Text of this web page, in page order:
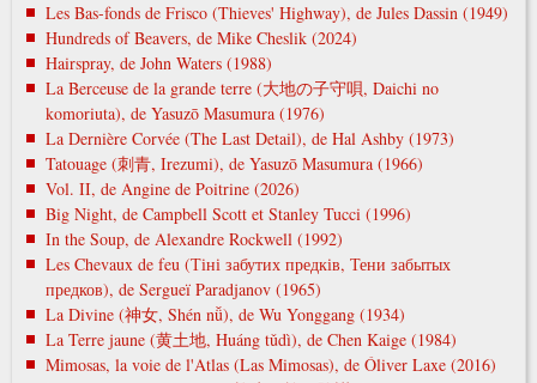
Les Bas-fonds de Frisco (Thieves' Highway), de Jules Dassin (1949)
Hundreds of Beavers, de Mike Cheslik (2024)
Hairspray, de John Waters (1988)
La Berceuse de la grande terre (大地の子守唄, Daichi no
komoriuta), de Yasuzō Masumura (1976)
La Dernière Corvée (The Last Detail), de Hal Ashby (1973)
Tatouage (刺青, Irezumi), de Yasuzō Masumura (1966)
Vol. II, de Angine de Poitrine (2026)
Big Night, de Campbell Scott et Stanley Tucci (1996)
In the Soup, de Alexandre Rockwell (1992)
Les Chevaux de feu (Тіні забутих предків, Тени забытых
предков), de Sergueï Paradjanov (1965)
La Divine (神女, Shén nǚ), de Wu Yonggang (1934)
La Terre jaune (黄土地, Huáng tǔdì), de Chen Kaige (1984)
Mimosas, la voie de l'Atlas (Las Mimosas), de Óliver Laxe (2016)